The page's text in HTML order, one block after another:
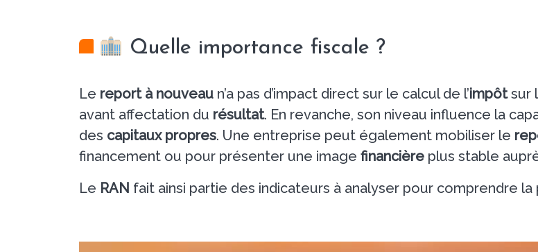
Quelle importance fiscale ?
Le report à nouveau n’a pas d’impact direct sur le calcul de l’impôtsur
avant affectation du résultat. En revanche, son niveau influence la
des capitaux propres. Une entreprise peut également mobiliser le
financement ou pour présenter une image financière plus stable
Le RAN fait ainsi partie des indicateurs à analyser pour comprendre